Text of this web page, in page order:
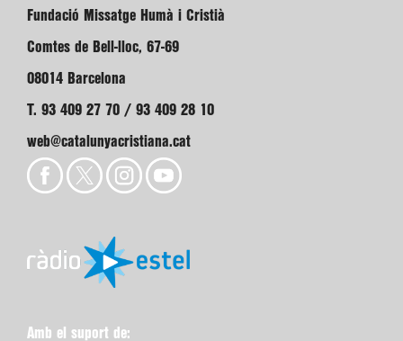
Fundació Missatge Humà i Cristià
Comtes de Bell-lloc, 67-69
08014 Barcelona
T. 93 409 27 70 / 93 409 28 10
web@catalunyacristiana.cat
Amb el suport de: